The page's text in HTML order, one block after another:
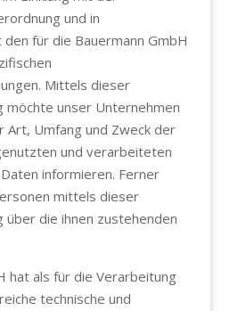
und in
für die Bauermann GmbH
Mittels dieser
möchte unser Unternehmen
Art, Umfang und Zweck der
und verarbeiteten
informieren. Ferner
mittels dieser
über die ihnen zustehenden
hat als für die Verarbeitung
technische und